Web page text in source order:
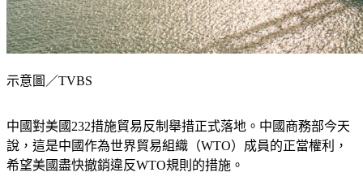
示意圖／TVBS
中國對美國232措施貿易反制舉措正式落地。中國商務部今天
說，這是中國作為世界貿易組織（WTO）成員的正當權利，
希望美國盡快撤銷違反WTO規則的措施。